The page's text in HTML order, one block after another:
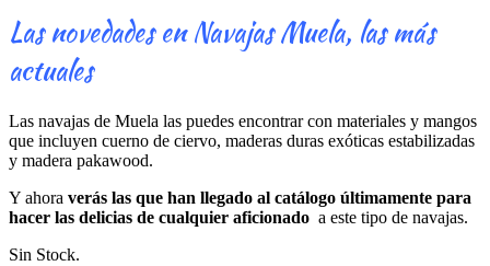
Las novedades en Navajas Muela, las más
actuales
Las navajas de Muela las puedes encontrar con materiales y mangos
que incluyen cuerno de ciervo, maderas duras exóticas estabilizadas
y madera pakawood.
Y ahora verás las que han llegado al catálogo últimamente para
hacer las delicias de cualquier aficionado a este tipo de navajas.
Sin Stock.